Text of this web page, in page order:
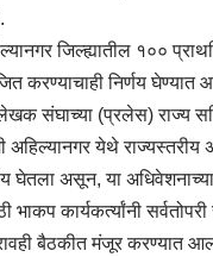
जिल्ह्यातील १००
करण्याचाही निर्णय
संघाच्या (प्रलेस) राज्य
अहिल्यानगर येथे राज्यस्तरीय
घेतला असून, या
भाकप कार्यकर्त्यांनी
बैठकीत मंजूर करण्यात